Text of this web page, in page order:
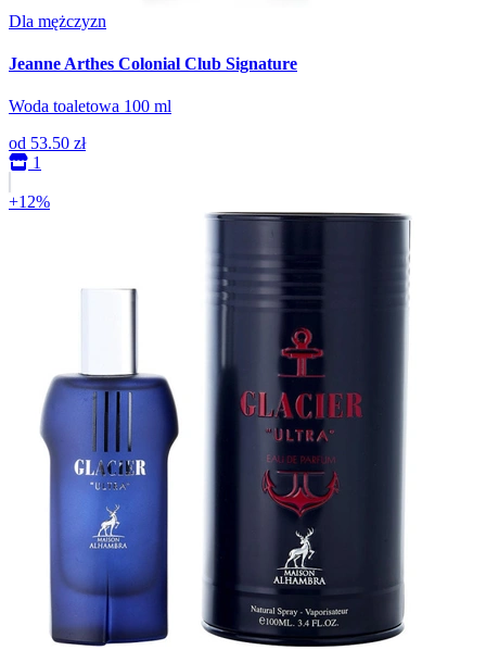
Dla mężczyzn
Jeanne Arthes Colonial Club Signature
Woda toaletowa 100 ml
od 53.50 zł
1
+12%